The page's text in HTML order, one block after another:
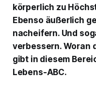
körperlich zu
Ebenso äußerlich
nacheifern. Und
verbessern. Woran
gibt in diesem
Lebens-ABC.